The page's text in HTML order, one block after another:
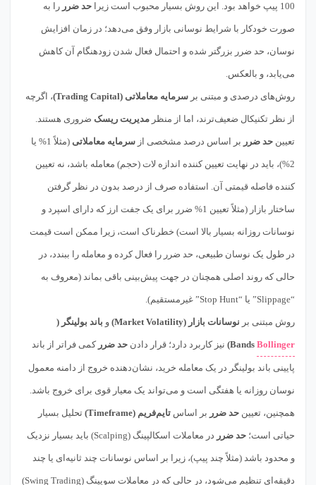
100 پیپ خواهد بود. این روش بسیار محبوب است زیرا حد ضرر را به
صورت خودکار با شرایط نوسانی بازار وفق می‌دهد؛ در زمان افزایش
نوسان، حد ضرر بزرگتر شده و احتمال فعال شدن زودهنگام آن کاهش
می‌یابد، و بالعکس.
روش‌های درصدی و مبتنی بر سرمایه معاملاتی (Trading Capital) ، اگرچه
از نظر تکنیکال ضعیف‌ترند، اما از منظر مدیریت ریسک ضروری هستند.
تعیین حد ضرر بر اساس درصد مشخصی از سرمایه معاملاتی (مثلاً 1% یا
2%)، باید در نهایت تعیین کننده اندازه لات (حجم) معامله باشد، نه تعیین
کننده فاصله قیمتی آن. استفاده صرف از درصد بدون در نظر گرفتن
ساختار بازار (مثلاً تعیین 1% ضرر برای یک جفت ارز که دارای اسپرد و
نوسانات روزانه بسیار بالا است) خطرناک است، زیرا ممکن است قیمت
در طول یک نوسان طبیعی، حد ضرر را فعال کرده و معامله را ببندد، در
حالی که روند اصلی همچنان در جهت پیش‌بینی باقی بماند (معروف به
“Slippage” یا “Stop Hunt” غیرمستقیم).
روش مبتنی بر نوسانات بازار (Market Volatility) و باند بولینگر (
Bollinger نیز کاربرد دارد؛ قرار دادن حد ضرر کمی فراتر از باند
پایینی باند بولینگر در یک معامله خرید، نشان‌دهنده خروج از دامنه معمول
نوسان روزانه یا هفتگی است و می‌تواند یک معیار قوی برای خروج باشد.
همچنین، تعیین حد ضرر بر اساس تایم‌فریم (Timeframe) تحلیل بسیار
حیاتی است؛ حد ضرر در معاملات اسکالپینگ (Scalping) باید بسیار نزدیک
و محدود باشد (مثلاً چند پیپ)، زیرا بر اساس نوسانات چند ثانیه‌ای یا چند
دقیقه‌ای تنظیم می‌شود، در حالی که در معاملات سویینگ (Swing Trading)